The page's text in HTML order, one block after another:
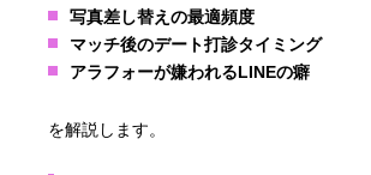
写真差し替えの最適頻度
マッチ後のデート打診タイミング
アラフォーが嫌われるLINEの癖
を解説します。